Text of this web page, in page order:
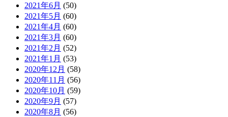
2021年6月 (50)
2021年5月 (60)
2021年4月 (60)
2021年3月 (60)
2021年2月 (52)
2021年1月 (53)
2020年12月 (58)
2020年11月 (56)
2020年10月 (59)
2020年9月 (57)
2020年8月 (56)